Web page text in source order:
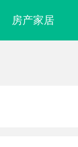
房产家居